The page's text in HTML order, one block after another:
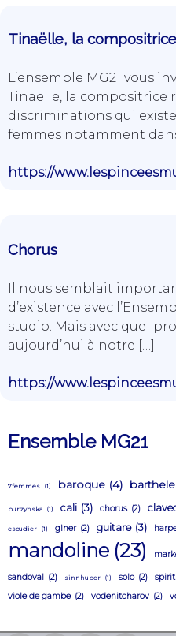
Tinaëlle, la
L’ensemble MG21 vous
Tinaëlle, la compositrice
discriminations qui
femmes notamment
https://
Chorus
Il nous semblait
d’existence avec
studio. Mais avec quel
aujourd’hui à notre […]
https://
Ensemble MG21
7femmes (1) baroque (4)
burzynska (1) cali (3) chorus (2)
escudier (1) giner (2) guitare (3)
mandoline (23)
sandoval (2) sinnhuber (1) solo (2)
viole de gambe (2) vodenitcharov (2)